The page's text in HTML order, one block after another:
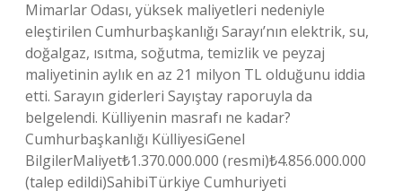
Mimarlar Odası, yüksek maliyetleri nedeniyle
eleştirilen Cumhurbaşkanlığı Sarayı’nın elektrik, su,
doğalgaz, ısıtma, soğutma, temizlik ve peyzaj
maliyetinin aylık en az 21 milyon TL olduğunu iddia
etti. Sarayın giderleri Sayıştay raporuyla da
belgelendi. Külliyenin masrafı ne kadar?
Cumhurbaşkanlığı KülliyesiGenel
BilgilerMaliyet₺1.370.000.000 (resmi)₺4.856.000.000
(talep edildi)SahibiTürkiye Cumhuriyeti